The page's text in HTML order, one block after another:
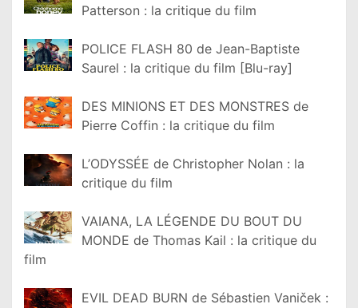
Patterson : la critique du film
POLICE FLASH 80 de Jean-Baptiste
Saurel : la critique du film [Blu-ray]
DES MINIONS ET DES MONSTRES de
Pierre Coffin : la critique du film
L’ODYSSÉE de Christopher Nolan : la
critique du film
VAIANA, LA LÉGENDE DU BOUT DU
MONDE de Thomas Kail : la critique du
film
EVIL DEAD BURN de Sébastien Vaniček :